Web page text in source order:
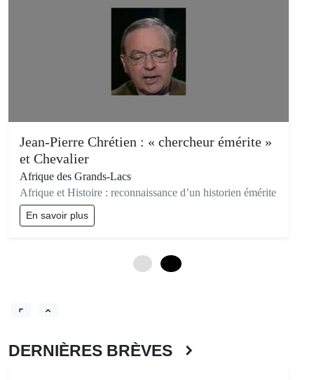
Jean-Pierre Chrétien : « chercheur émérite »
et Chevalier
Afrique des Grands-Lacs
Afrique et Histoire : reconnaissance d’un historien émérite
En savoir plus
DERNIÈRES BRÈVES